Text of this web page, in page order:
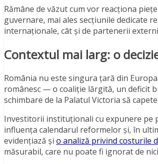
Rămâne de văzut cum vor reacționa
guvernare, mai ales secțiunile dedicate
internaționale, cât și de partenerii
Contextul mai larg: o
România nu este singura țară din
românesc — o coaliție lărgită, un deficit
schimbare de la Palatul Victoria să
Investitorii instituționali cu expunere pe
influența calendarul reformelor și, în
evidențiază și o analiză privind costurile
măsurabil, care nu poate fi ignorat de